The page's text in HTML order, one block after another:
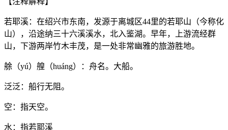
若耶溪：在绍兴市东南，发源于离城区44里的若耶山（今称化
山），沿途纳三十六溪溪水，北入鉴湖。早年，上游流经群
山，下游两岸竹木丰茂，是一处非常幽雅的旅游胜地。
艅（yú）艎（huáng）：舟名。大船。
泛泛：船行无阻。
空：指天空。
水：指若耶溪